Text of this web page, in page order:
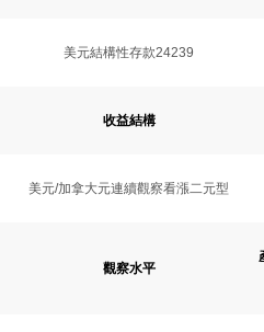
美元結構性存款24239
收益結構
美元/加拿大元連續觀察看漲二元型
觀察水平